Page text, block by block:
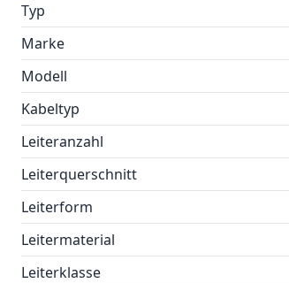
Typ
Marke
Modell
Kabeltyp
Leiteranzahl
Leiterquerschnitt
Leiterform
Leitermaterial
Leiterklasse